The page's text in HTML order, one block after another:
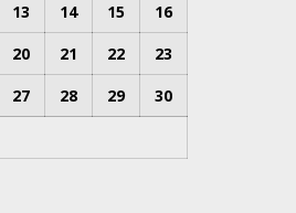
13 14 15
16
20 21 22
23
27 28 29
30